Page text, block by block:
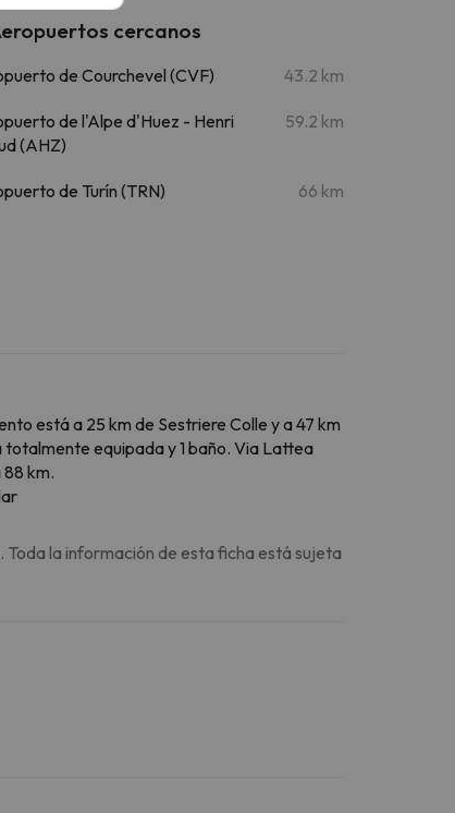
cercanos
de Courchevel (CVF) 43.2 km
de l'Alpe d'Huez - Henri
(AHZ)
59.2 km
de Turín (TRN) 66 km
está a 25 km de Sestriere Colle y a 47 km
equipada y 1 baño. Via Lattea
km.
la información de esta ficha está sujeta